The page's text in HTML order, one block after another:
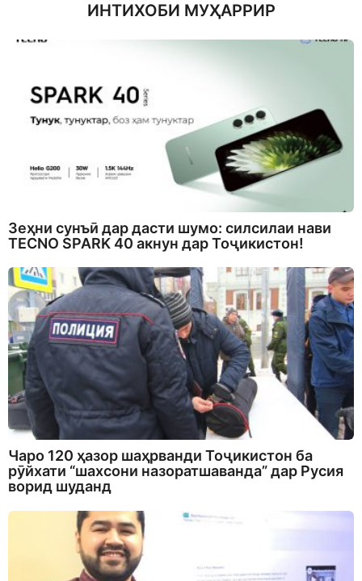
ИНТИХОБИ МУҲАРРИР
Зеҳни сунъӣ дар дасти шумо: силсилаи нави
TECNO SPARK 40 акнун дар Тоҷикистон!
Чаро 120 ҳазор шаҳрванди Тоҷикистон ба
рӯйхати “шахсони назоратшаванда” дар Русия
ворид шуданд